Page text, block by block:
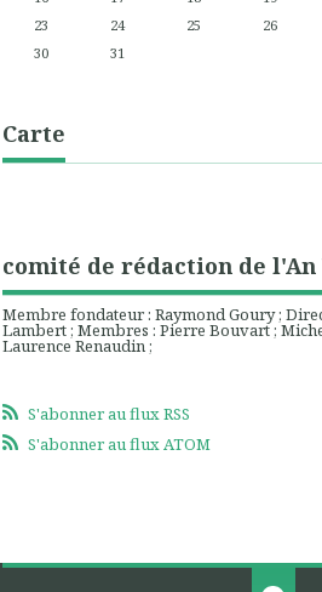
23
24 25 26
30
31
Carte
comité de rédaction de l'An
Membre fondateur : Raymond Goury ;
Lambert ; Membres : Pierre Bouvart ;
Laurence Renaudin ;
S'abonner au flux RSS
S'abonner au flux ATOM